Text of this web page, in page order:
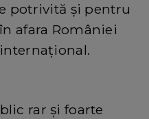
potrivită și pentru
afara României
rar și foarte